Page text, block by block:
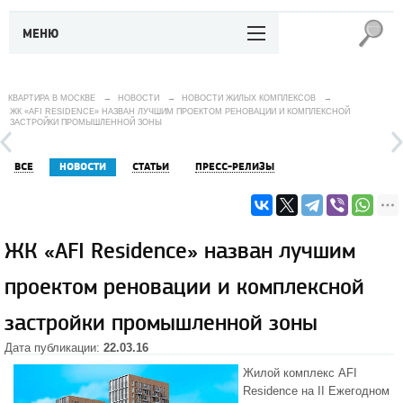
МЕНЮ
КВАРТИРА В МОСКВЕ → НОВОСТИ → НОВОСТИ ЖИЛЫХ КОМПЛЕКСОВ
→
ЖК «AFI RESIDENCE» НАЗВАН ЛУЧШИМ ПРОЕКТОМ РЕНОВАЦИИ И КОМПЛЕКСНОЙ
ЗАСТРОЙКИ ПРОМЫШЛЕННОЙ ЗОНЫ
ВСЕ НОВОСТИ СТАТЬИ ПРЕСС-РЕЛИЗЫ
ЖК «AFI Residence» назван лучшим
проектом реновации и комплексной
застройки промышленной зоны
Дата публикации: 22.03.16
Жилой комплекс AFI
Residence на II Ежегодном